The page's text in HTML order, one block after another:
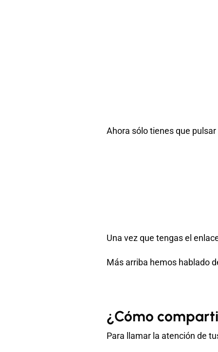
Ahora sólo tienes que
Una vez que tengas el
Más arriba hemos hablado
¿Cómo
Para llamar la atención de